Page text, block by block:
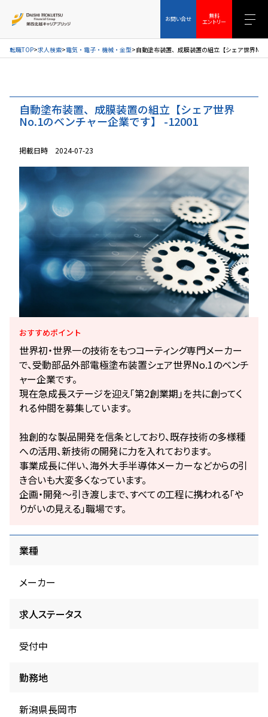
お問い合せ 無料
エントリー
お問い合せ 無料エントリー
転職TOP 求人検索 電気・電子・機械・金型 自動塗布装置、成膜装置の組立【シェア世界
自動塗布装置、成膜装置の組立【シェア世界
No.1のベンチャー企業です】 -12001
掲載日時 2024-07-23
おすすめポイント
世界初・世界一の技術をもつコーティング専門メーカー
で、受動部品外部電極塗布装置シェア世界No.1のベンチ
ャー企業です。
現在急成長ステージを迎え「第2創業期」を共に創ってく
れる仲間を募集しています。
独創的な製品開発を信条としており、既存技術の多様種
への活用、新技術の開発に力を入れております。
事業成長に伴い、海外大手半導体メーカーなどからの引
き合いも大変多くなっています。
企画・開発～引き渡しまで、すべての工程に携われる「や
りがいの見える」職場です。
業種
メーカー
求人ステータス
受付中
勤務地
新潟県長岡市